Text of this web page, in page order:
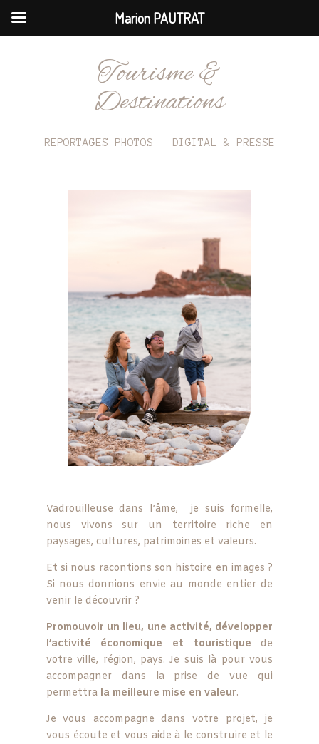
Tourisme &
Destinations
REPORTAGES PHOTOS – DIGITAL & PRESSE
Vadrouilleuse dans l’âme, je suis formelle,
nous vivons sur un territoire riche en
paysages, cultures, patrimoines et valeurs.
Et si nous racontions son histoire en images ?
Si nous donnions envie au monde entier de
venir le découvrir ?
Promouvoir un lieu, une activité, développer
l’activité économique et touristique de
votre ville, région, pays. Je suis là pour vous
accompagner dans la prise de vue qui
permettra la meilleure mise en valeur.
Je vous accompagne dans votre projet, je
vous écoute et vous aide à le construire et le
Marion PAUTRAT